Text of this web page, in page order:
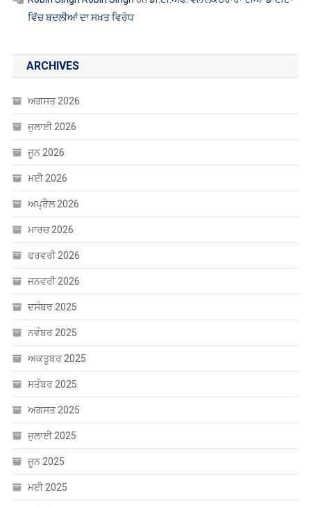
ਵਿੱਚ ਬਦਲੀਆਂ ਦਾ ਸਖ਼ਤ ਵਿਰੋਧ
ARCHIVES
ਅਗਸਤ 2026
ਜੁਲਾਈ 2026
ਜੂਨ 2026
ਮਈ 2026
ਅਪ੍ਰੈਲ 2026
ਮਾਰਚ 2026
ਫਰਵਰੀ 2026
ਜਨਵਰੀ 2026
ਦਸੰਬਰ 2025
ਨਵੰਬਰ 2025
ਅਕਤੂਬਰ 2025
ਸਤੰਬਰ 2025
ਅਗਸਤ 2025
ਜੁਲਾਈ 2025
ਜੂਨ 2025
ਮਈ 2025